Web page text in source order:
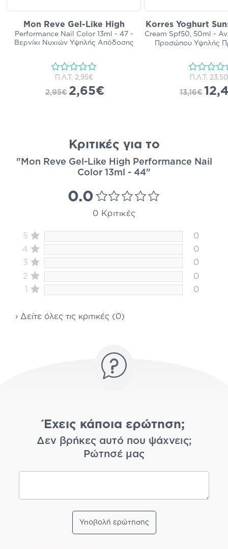
Mon Reve Gel-Like High
Performance Nail Color 13ml - 47 -
Βερνίκι Νυχιών Υψηλής Απόδοσης
Π.Λ.Τ. 2,95€
2,95€ 2,65€
Korres Yoghurt
Cream Spf50, 50ml -
Προσώπου Υψηλής
Π.Λ.Τ.
13,16€
Κριτικές για το
"Mon Reve Gel-Like High Performance Nail
Color 13ml - 44"
0.0
0 Κριτικές
5
0
4
0
3
0
2
0
1
0
› Δείτε όλες τις κριτικές (0)
Έχεις κάποια ερώτηση;
Δεν βρήκες αυτό που ψάχνεις;
Ρώτησέ μας
Υποβολή ερώτησης